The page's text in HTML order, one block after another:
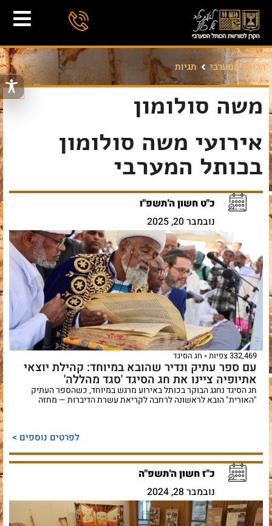
הכותל המערבי תגיות
משה סולומון
אירועי משה סולומון
בכותל המערבי
כ"ט חשון ה'תשפ"ו
נובמבר 20, 2025
332,469 צפיות חג הסיגד
עם ספר עתיק ונדיר שהובא במיוחד: קהילת יוצאי
אתיופיה ציינו את חג הסיגד 'סגד מהללה'
חג הסיגד נחגג הבוקר בכותל באירוע מרגש במיוחד, כשהספר העתיק
"האורית" הובא לראשונה לרחבה לקריאת עשרת הדיברות — מחזה
לפרטים נוספים >
כ"ז חשון ה'תשפ"ה
נובמבר 28, 2024